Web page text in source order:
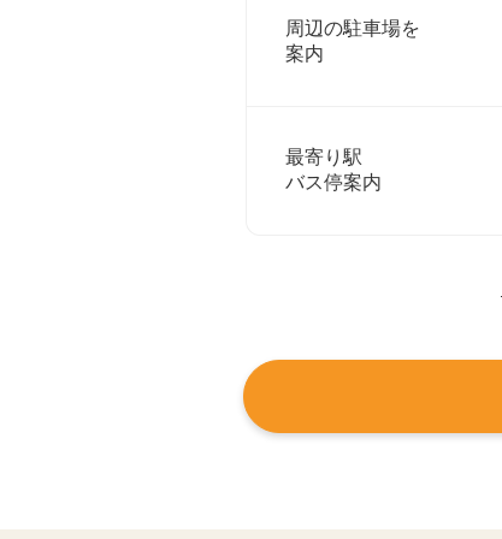
周辺の駐車場を
案内
最寄り駅
バス停案内